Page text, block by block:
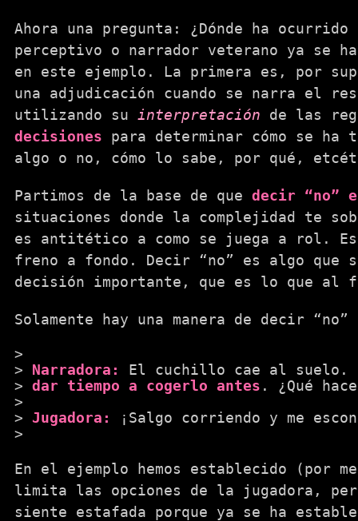
Ahora una pregunta: ¿Dónde ha
perceptivo o narrador veterano ya se
en este ejemplo. La primera es, por
una adjudicación cuando se narra el
utilizando su interpretación de las
decisiones para determinar cómo se
algo o no, cómo lo sabe, por qué,
Partimos de la base de que decir “no”
situaciones donde la complejidad te
es antitético a como se juega a rol. Es
freno a fondo. Decir “no” es algo que
decisión importante, que es lo que
Solamente hay una manera de decir
Narradora:
El cuchillo cae al suelo.
dar tiempo a cogerlo antes . ¿Qué
Jugadora:
¡Salgo corriendo y me
En el ejemplo hemos establecido (por
limita las opciones de la jugadora,
siente estafada porque ya se ha